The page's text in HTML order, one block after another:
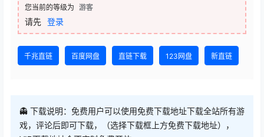
千兆直链
VIP下载地址会不定时免费开放
⚠ 请不要选择【直链下载】线路，该线路流量有限，一般很快